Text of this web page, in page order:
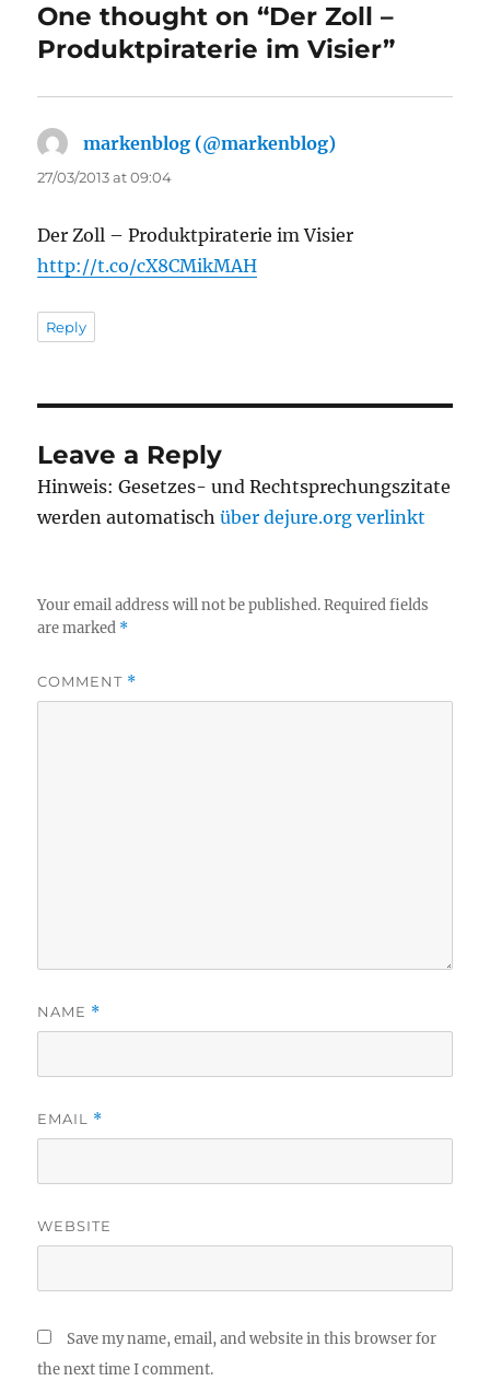
One thought on “Der Zoll –
Produktpiraterie im Visier”
markenblog (@markenblog)
27/03/2013 at 09:04
Der Zoll – Produktpiraterie im Visier
http://t.co/cX8CMikMAH
Reply
Leave a Reply
Hinweis: Gesetzes- und Rechtsprechungszitate
werden automatischüber dejure.org verlinkt
Your email address will not be published. Required fields
are marked *
COMMENT *
NAME *
EMAIL *
WEBSITE
Save my name, email, and website in this browser for
the next time I comment.